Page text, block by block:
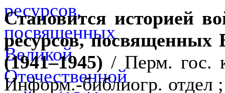
Становится историей
ресурсов, посвященных
(1941–1945) / Перм. гос.
Информ.-библиогр.